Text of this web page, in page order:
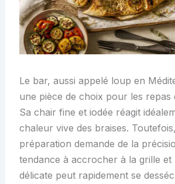
Le bar, aussi appelé loup en
une pièce de choix pour les repas
Sa chair fine et iodée réagit
chaleur vive des braises.
préparation demande de la
tendance à accrocher à la grille et
délicate peut rapidement se